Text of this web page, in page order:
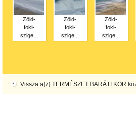
Zöld-
foki-
szige...
Zöld-
foki-
szige...
Zöld-
foki-
szige...
Vissza a(z) TERMÉSZET BARÁTI KÖR